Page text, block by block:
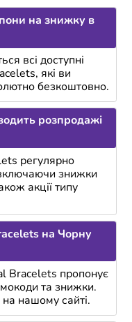
на знижку в
всі доступні
які ви
безкоштовно.
розпродажі
регулярно
включаючи знижки
акції типу
на Чорну
Bracelets пропонує
та знижки.
нашому сайті.